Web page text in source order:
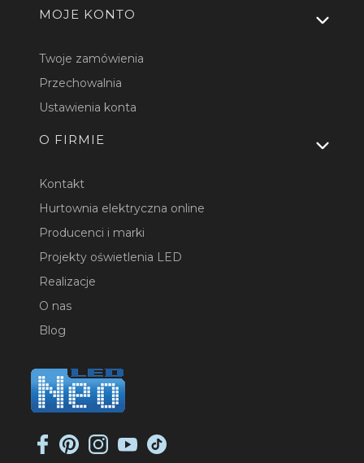
MOJE KONTO
Twoje zamówienia
Przechowalnia
Ustawienia konta
O FIRMIE
Kontakt
Hurtownia elektryczna online
Producenci i marki
Projekty oświetlenia LED
Realizacje
O nas
Blog